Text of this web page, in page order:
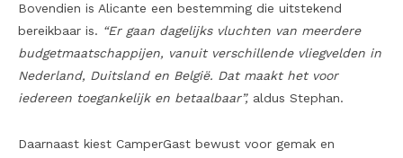
Bovendien is Alicante een bestemming die uitstekend
bereikbaar is. “Er gaan dagelijks vluchten van meerdere
budgetmaatschappijen, vanuit verschillende vliegvelden in
Nederland, Duitsland en België. Dat maakt het voor
iedereen toegankelijk en betaalbaar”, aldus Stephan.
Daarnaast kiest CamperGast bewust voor gemak en